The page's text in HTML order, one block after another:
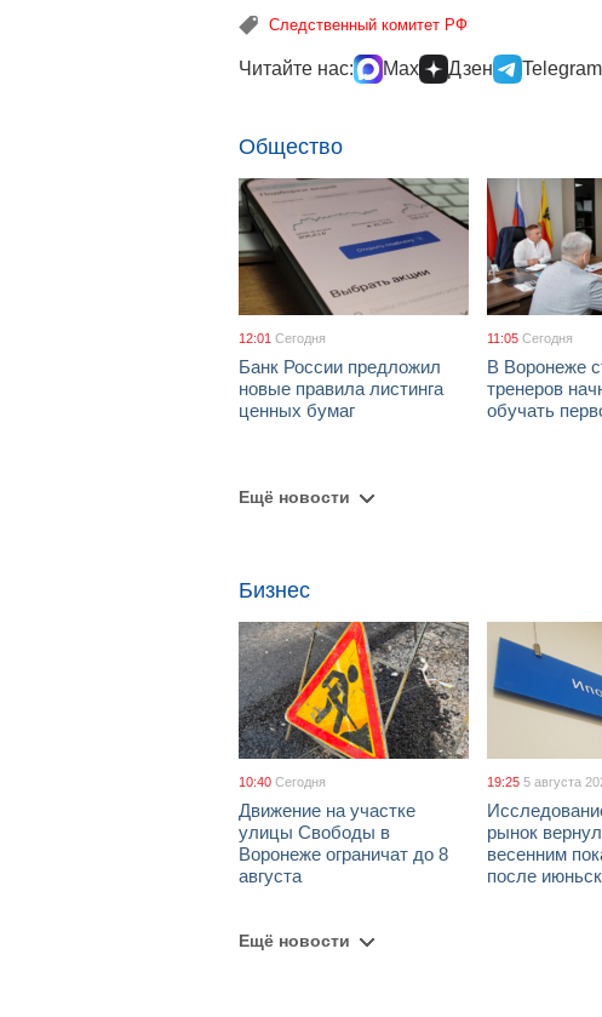
Следственный комитет РФ
Читайте нас: Max Дзен Telegram
Общество
12:01 Сегодня
Банк России предложил
новые правила листинга
ценных бумаг
11:05 Сегодня
В Воронеже
тренеров
обучать
Ещё новости
Бизнес
10:40 Сегодня
Движение на участке
улицы Свободы в
Воронеже ограничат до 8
августа
19:25 5 августа
рынок
весенним
после
Ещё новости